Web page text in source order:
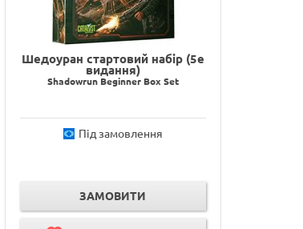
Шедоуран стартовий набір (5е
видання)
Shadowrun Beginner Box Set
Під замовлення
ЗАМОВИТИ